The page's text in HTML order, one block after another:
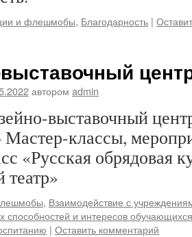
и флешмобы, Благодарность |
автором admin
выставочный
классы,
«Русская обрядовая
, Взаимодействие с
способностей и интересов обучающихся
| Оставить комментарий